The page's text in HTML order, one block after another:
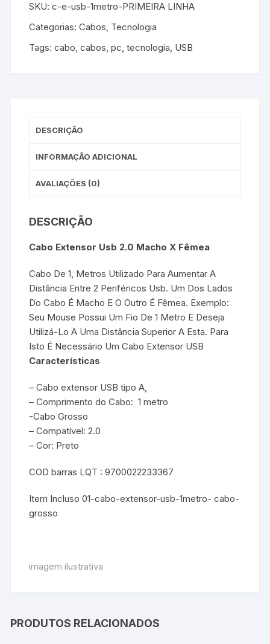
SKU:c-e-usb-1metro-PRIMEIRA LINHA
Categorias:Cabos, Tecnologia
Tags:cabo,cabos,pc,tecnologia, USB
DESCRIÇÃO
INFORMAÇÃO ADICIONAL
AVALIAÇÕES (0)
DESCRIÇÃO
Cabo Extensor Usb 2.0 Macho X Fêmea
Cabo De 1, Metros Utilizado Para Aumentar A
Distância Entre 2 Periféricos Usb. Um Dos Lados
Do Cabo É Macho E O Outro É Fêmea. Exemplo:
Seu Mouse Possui Um Fio De 1 Metro E Deseja
Utilizá-Lo A Uma Distância Superior A Esta. Para
Isto É Necessário Um Cabo Extensor USB
Características
– Cabo extensor USB tipo A,
– Comprimento do Cabo: 1 metro
-Cabo Grosso
– Compatível: 2.0
– Cor: Preto
COD barras LQT : 9700022233367
Item Incluso 01-cabo-extensor-usb-1metro- cabo-
grosso
imagem ilustrativa
PRODUTOS RELACIONADOS